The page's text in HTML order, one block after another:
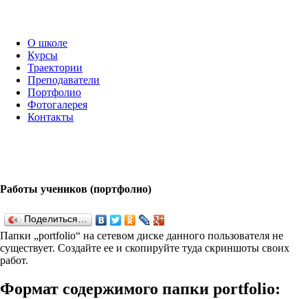
О школе
Курсы
Траектории
Преподаватели
Портфолио
Фотогалерея
Контакты
Работы учеников (портфолио)
Поделиться…
Папки „port­fo­lio“ на сетевом диске данного пользователя не
существует. Создайте ее и скопируйте туда скриншоты своих
работ.
Формат содержимого папки port­fo­lio: